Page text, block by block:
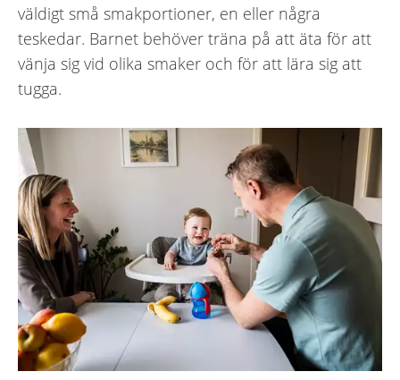
väldigt små smakportioner, en eller några
teskedar. Barnet behöver träna på att äta för att
vänja sig vid olika smaker och för att lära sig att
tugga.